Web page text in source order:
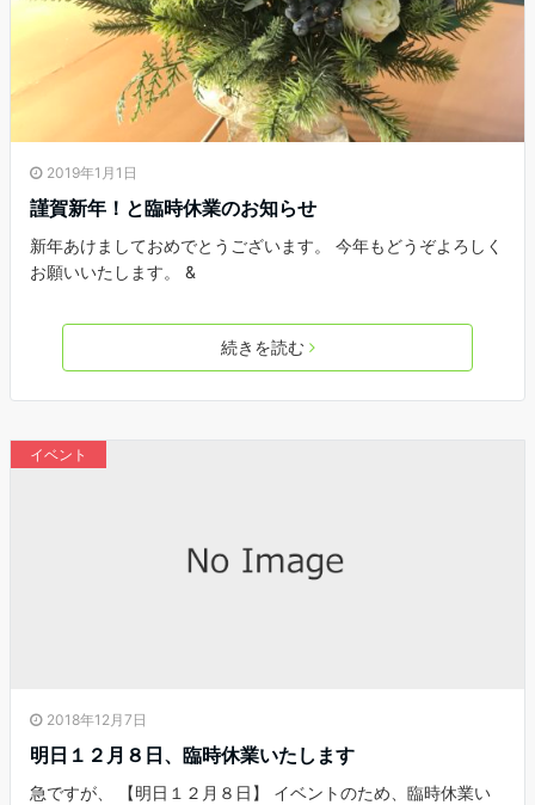
2019年1月1日
謹賀新年！と臨時休業のお知らせ
新年あけましておめでとうございます。 今年もどうぞよろしく
お願いいたします。 &
続きを読む
イベント
2018年12月7日
明日１２月８日、臨時休業いたします
急ですが、 【明日１２月８日】 イベントのため、臨時休業い